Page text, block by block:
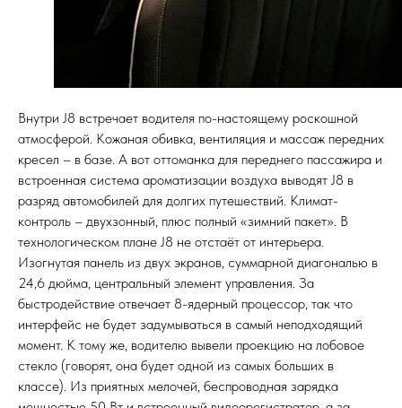
Внутри J8 встречает водителя по-настоящему роскошной
атмосферой. Кожаная обивка, вентиляция и массаж передних
кресел – в базе. А вот оттоманка для переднего пассажира и
встроенная система ароматизации воздуха выводят J8 в
разряд автомобилей для долгих путешествий. Климат-
контроль – двухзонный, плюс полный «зимний пакет». В
технологическом плане J8 не отстаёт от интерьера.
Изогнутая панель из двух экранов, суммарной диагональю в
24,6 дюйма, центральный элемент управления. За
быстродействие отвечает 8-ядерный процессор, так что
интерфейс не будет задумываться в самый неподходящий
момент. К тому же, водителю вывели проекцию на лобовое
стекло (говорят, она будет одной из самых больших в
классе). Из приятных мелочей, беспроводная зарядка